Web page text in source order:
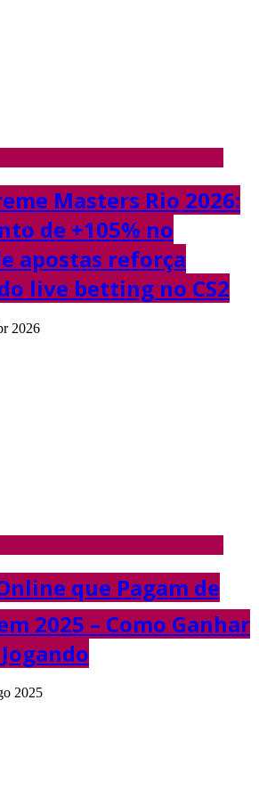
Masters Rio 2026:
de +105% no
apostas reforça
live betting no CS2
2026
que Pagam de
2025 – Como Ganhar
2025